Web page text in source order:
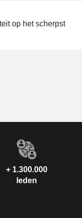
op het scherpst
+ 1.300.000
leden